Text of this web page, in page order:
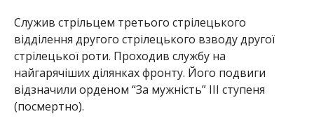
Служив стрільцем третього стрілецького
відділення другого стрілецького взводу другої
стрілецької роти. Проходив службу на
найгарячіших ділянках фронту. Його подвиги
відзначили орденом “За мужність” ІІІ ступеня
(посмертно).